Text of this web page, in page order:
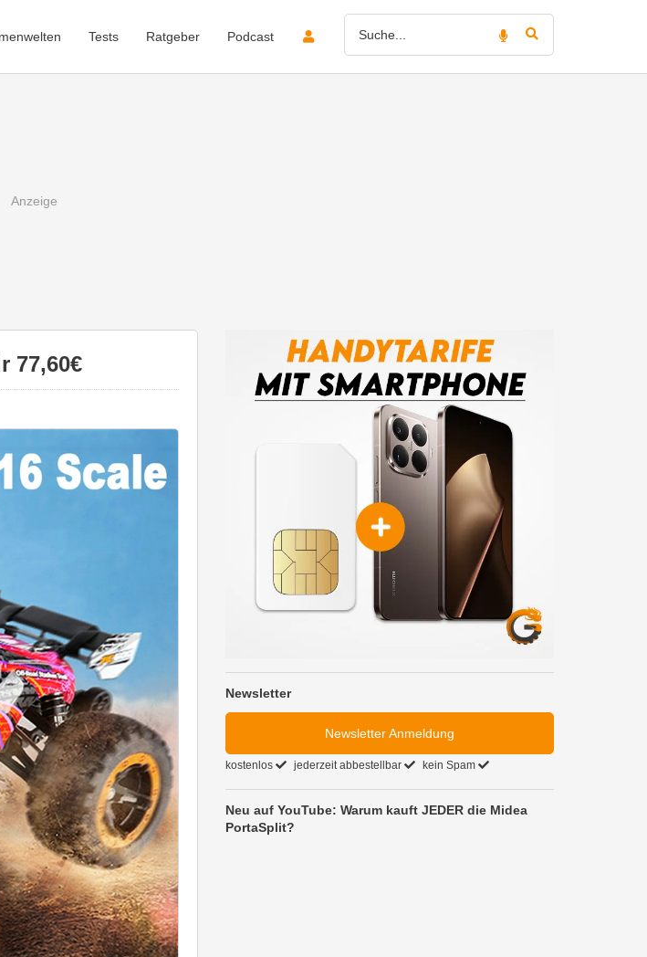
Tests Ratgeber Podcast
77,60€
Newsletter
Newsletter Anmeldung
kostenlos jederzeit abbestellbar kein Spam
Neu auf YouTube: Warum kauft JEDER die Midea
PortaSplit?